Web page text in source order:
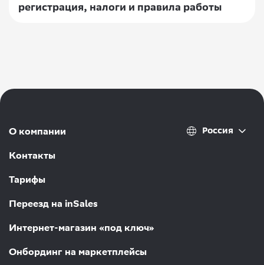
регистрация, налоги и правила работы
О компании
Контакты
Тарифы
Переезд на inSales
Интернет-магазин «под ключ»
Онбординг на маркетплейсы
Россия